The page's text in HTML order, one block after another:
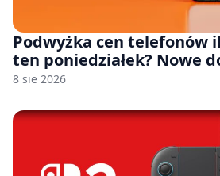
Podwyżka cen telefonów
ten poniedziałek? Nowe
8 sie 2026